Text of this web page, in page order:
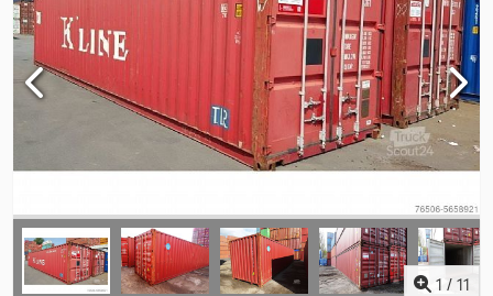
1 / 11